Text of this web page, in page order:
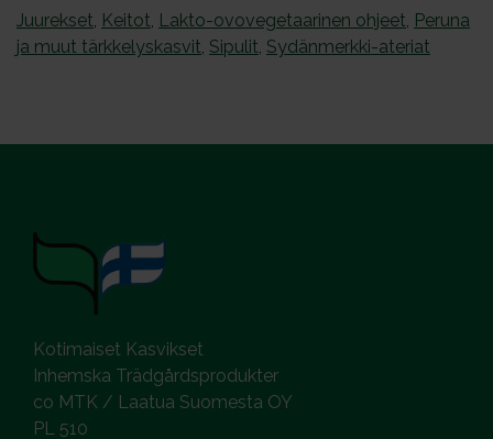
Juurekset, Keitot, Lakto-ovovegetaarinen ohjeet, Peruna
ja muut tärkkelyskasvit, Sipulit, Sydänmerkki-ateriat
Kotimaiset Kasvikset
Inhemska Trädgårdsprodukter
co MTK / Laatua Suomesta OY
PL 510